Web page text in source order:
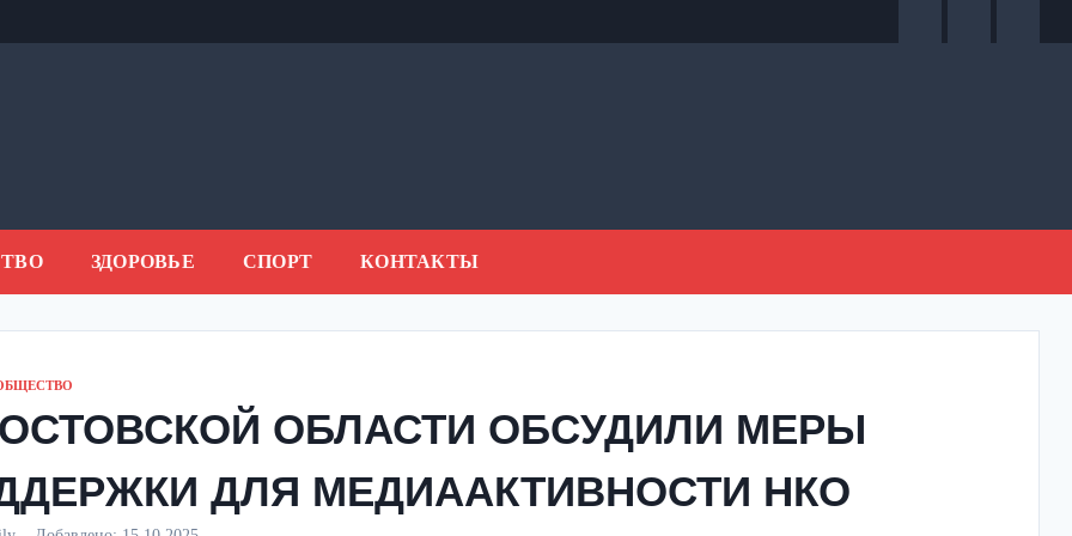
ЗДОРОВЬЕ СПОРТ КОНТАКТЫ
ОБЛАСТИ ОБСУДИЛИ МЕРЫ
ДЛЯ МЕДИААКТИВНОСТИ НКО